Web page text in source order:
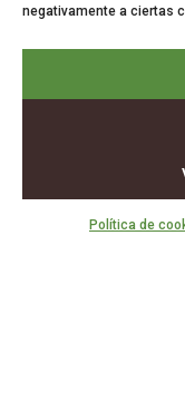
negativamente a ciertas
Política de